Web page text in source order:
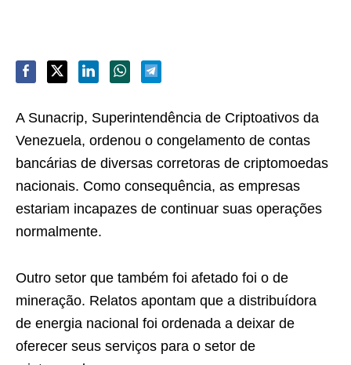
A Sunacrip, Superintendência de Criptoativos da
Venezuela, ordenou o congelamento de contas
bancárias de diversas corretoras de criptomoedas
nacionais. Como consequência, as empresas
estariam incapazes de continuar suas operações
normalmente.
Outro setor que também foi afetado foi o de
mineração. Relatos apontam que a distribuídora
de energia nacional foi ordenada a deixar de
oferecer seus serviços para o setor de